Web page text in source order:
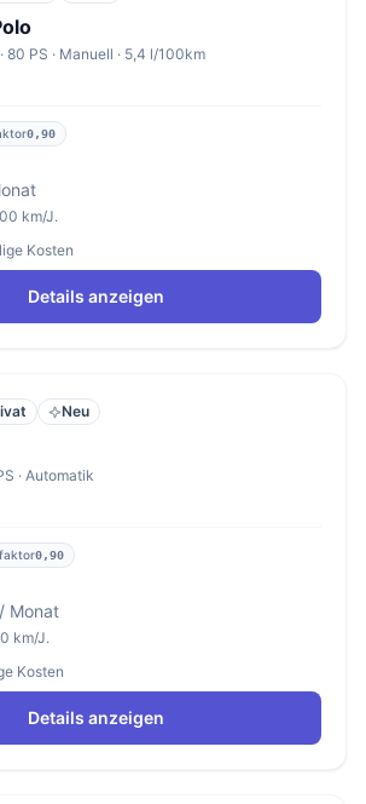
80 PS · Manuell · 5,4 l/100km
0,90
km/J.
Kosten
Details anzeigen
Neu
· Automatik
0,90
/ Monat
km/J.
Kosten
Details anzeigen